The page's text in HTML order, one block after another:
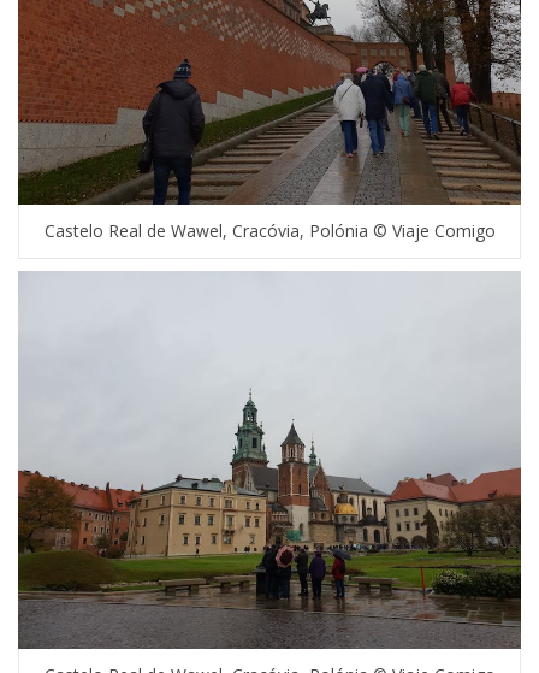
Castelo Real de Wawel, Cracóvia, Polónia © Viaje Comigo